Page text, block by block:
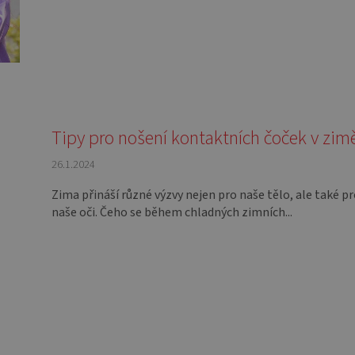
Tipy pro nošení kontaktních čoček v
26.1.2024
Zima přináší různé výzvy nejen pro naše tělo, ale také
naše oči. Čeho se během chladných zimních...